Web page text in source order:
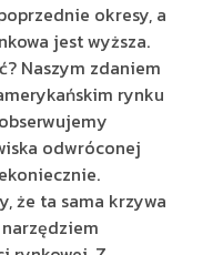
okresy, a
jest wyższa.
Naszym zdaniem
rynku
odwróconej
że ta sama krzywa